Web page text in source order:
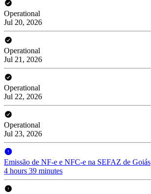
Operational
Jul 20, 2026
Operational
Jul 21, 2026
Operational
Jul 22, 2026
Operational
Jul 23, 2026
Emissão de NF-e e NFC-e na SEFAZ de Goiás
4 hours 39 minutes